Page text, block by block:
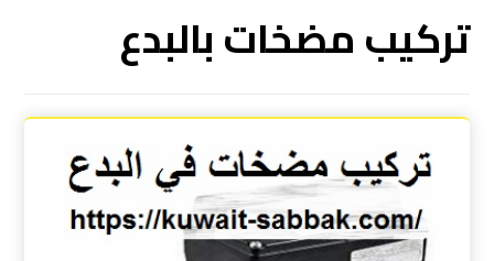
تركيب مضخات بالبدع